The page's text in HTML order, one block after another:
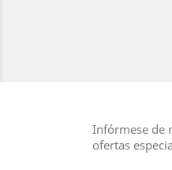
Infórmese de
ofertas